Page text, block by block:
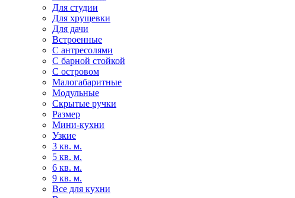
Для студии
Для хрущевки
Для дачи
Встроенные
С антресолями
С барной стойкой
С островом
Малогабаритные
Модульные
Скрытые ручки
Размер
Мини-кухни
Узкие
3 кв. м.
5 кв. м.
6 кв. м.
9 кв. м.
Все для кухни